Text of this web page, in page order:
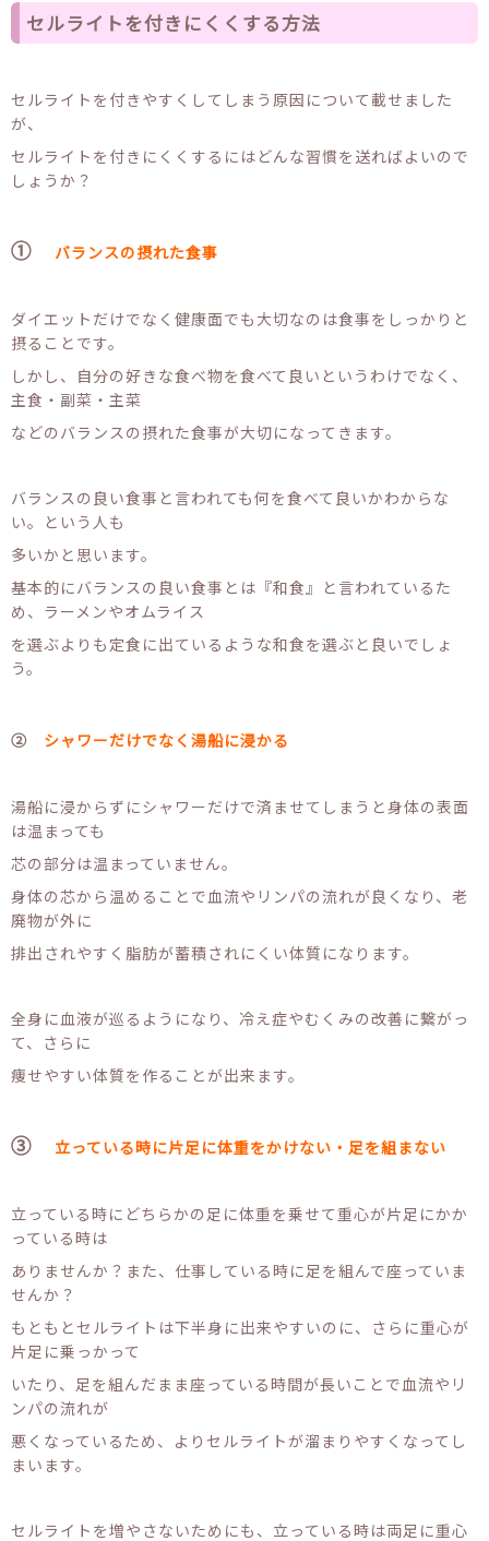
セルライトを付きにくくする方法
セルライトを付きやすくしてしまう原因について載せました
が、
セルライトを付きにくくするにはどんな習慣を送ればよいので
しょうか？
① バランスの摂れた食事
ダイエットだけでなく健康面でも大切なのは食事をしっかりと
摂ることです。
しかし、自分の好きな食べ物を食べて良いというわけでなく、
主食・副菜・主菜
などのバランスの摂れた食事が大切になってきます。
バランスの良い食事と言われても何を食べて良いかわからな
い。という人も
多いかと思います。
基本的にバランスの良い食事とは『和食』と言われているた
め、ラーメンやオムライス
を選ぶよりも定食に出ているような和食を選ぶと良いでしょ
う。
② シャワーだけでなく湯船に浸かる
湯船に浸からずにシャワーだけで済ませてしまうと身体の表面
は温まっても
芯の部分は温まっていません。
身体の芯から温めることで血流やリンパの流れが良くなり、老
廃物が外に
排出されやすく脂肪が蓄積されにくい体質になります。
全身に血液が巡るようになり、冷え症やむくみの改善に繋がっ
て、さらに
痩せやすい体質を作ることが出来ます。
③ 立っている時に片足に体重をかけない・足を組まない
立っている時にどちらかの足に体重を乗せて重心が片足にかか
っている時は
ありませんか？また、仕事している時に足を組んで座っていま
せんか？
もともとセルライトは下半身に出来やすいのに、さらに重心が
片足に乗っかって
いたり、足を組んだまま座っている時間が長いことで血流やリ
ンパの流れが
悪くなっているため、よりセルライトが溜まりやすくなってし
まいます。
セルライトを増やさないためにも、立っている時は両足に重心